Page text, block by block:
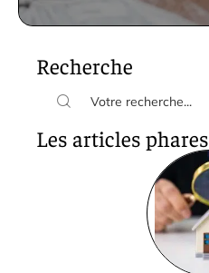
Recherche
Les articles phares